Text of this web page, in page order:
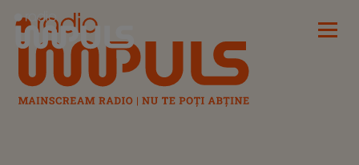
Radio Impuls